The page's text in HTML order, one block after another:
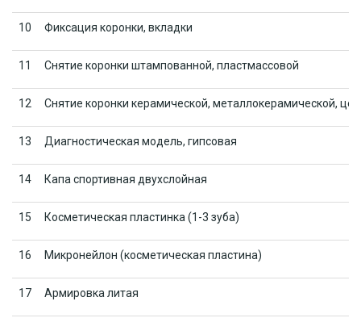
10 Фиксация коронки, вкладки
11 Снятие коронки штампованной, пластмассовой
12 Снятие коронки керамической, металлокерамической,
13 Диагностическая модель, гипсовая
14 Капа спортивная двухслойная
15 Косметическая пластинка (1-3 зуба)
16 Микронейлон (косметическая пластина)
17 Армировка литая